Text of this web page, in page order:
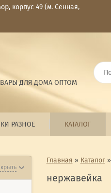
корпус 49 (м. Сенная,
ДЛЯ ДОМА ОПТОМ
РАЗНОЕ КАТАЛОГ
Главная » Каталог»
нержавейка